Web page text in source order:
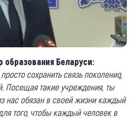
образования Беларуси:
сохранить связь поколениq,
Посещая такие учреждения, ты
нас обязан в своей жизни каждый
того, чтобы каждый человек в